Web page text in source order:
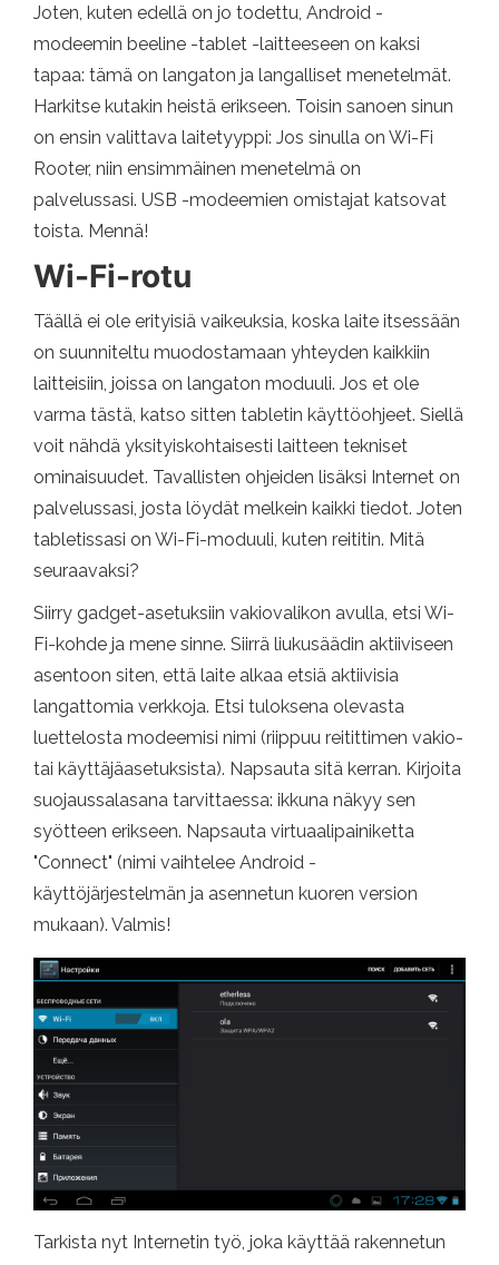
Joten, kuten edellä on jo todettu, Android -
modeemin beeline -tablet -laitteeseen on kaksi
tapaa: tämä on langaton ja langalliset menetelmät.
Harkitse kutakin heistä erikseen. Toisin sanoen sinun
on ensin valittava laitetyyppi: Jos sinulla on Wi-Fi
Rooter, niin ensimmäinen menetelmä on
palvelussasi. USB -modeemien omistajat katsovat
toista. Mennä!
Wi-Fi-rotu
Täällä ei ole erityisiä vaikeuksia, koska laite itsessään
on suunniteltu muodostamaan yhteyden kaikkiin
laitteisiin, joissa on langaton moduuli. Jos et ole
varma tästä, katso sitten tabletin käyttöohjeet. Siellä
voit nähdä yksityiskohtaisesti laitteen tekniset
ominaisuudet. Tavallisten ohjeiden lisäksi Internet on
palvelussasi, josta löydät melkein kaikki tiedot. Joten
tabletissasi on Wi-Fi-moduuli, kuten reititin. Mitä
seuraavaksi?
Siirry gadget-asetuksiin vakiovalikon avulla, etsi Wi-
Fi-kohde ja mene sinne. Siirrä liukusäädin aktiiviseen
asentoon siten, että laite alkaa etsiä aktiivisia
langattomia verkkoja. Etsi tuloksena olevasta
luettelosta modeemisi nimi (riippuu reitittimen vakio-
tai käyttäjäasetuksista). Napsauta sitä kerran. Kirjoita
suojaussalasana tarvittaessa: ikkuna näkyy sen
syötteen erikseen. Napsauta virtuaalipainiketta
"Connect" (nimi vaihtelee Android -
käyttöjärjestelmän ja asennetun kuoren version
mukaan). Valmis!
Tarkista nyt Internetin työ, joka käyttää rakennetun